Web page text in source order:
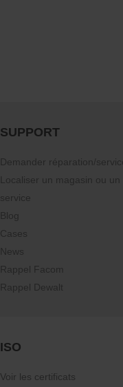
SUPPORT
Demander réparation/
Localiser un magasin ou
service
Blog
Cases
News
Rappel Facom
Rappel Dewalt
ISO
Voir les certificats